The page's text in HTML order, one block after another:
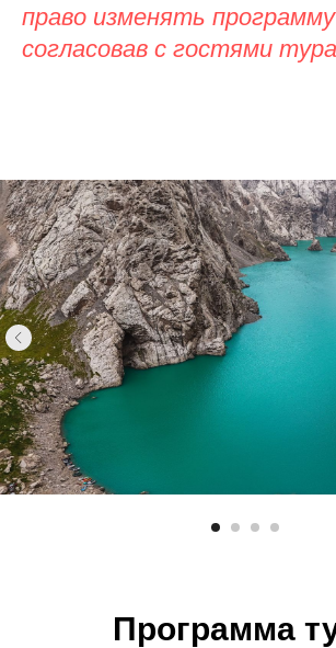
право изменять
согласовав с гостями
Программа